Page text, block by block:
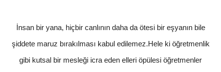
İnsan bir yana, hiçbir canlının daha da ötesi bir eşyanın bile
şiddete maruz bırakılması kabul edilemez.Hele ki öğretmenlik
gibi kutsal bir mesleği icra eden elleri öpülesi öğretmenler